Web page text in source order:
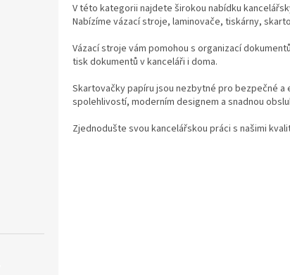
V této kategorii najdete širokou nabídku
Nabízíme vázací stroje, laminovače, tiskárny,
Vázací stroje vám pomohou s organizací
tisk dokumentů v kanceláři i doma.
Skartovačky papíru jsou nezbytné pro bezpečné
spolehlivostí, moderním designem a snadnou
Zjednodušte svou kancelářskou práci s našimi